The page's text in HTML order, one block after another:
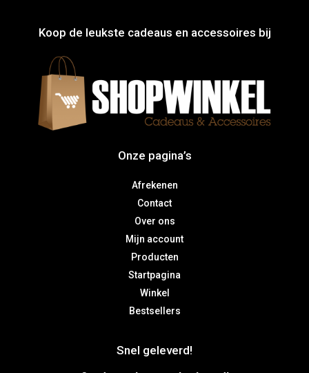
Koop de leukste cadeaus en accessoires bij
Onze pagina’s
Afrekenen
Contact
Over ons
Mijn account
Producten
Startpagina
Winkel
Bestsellers
Snel geleverd!